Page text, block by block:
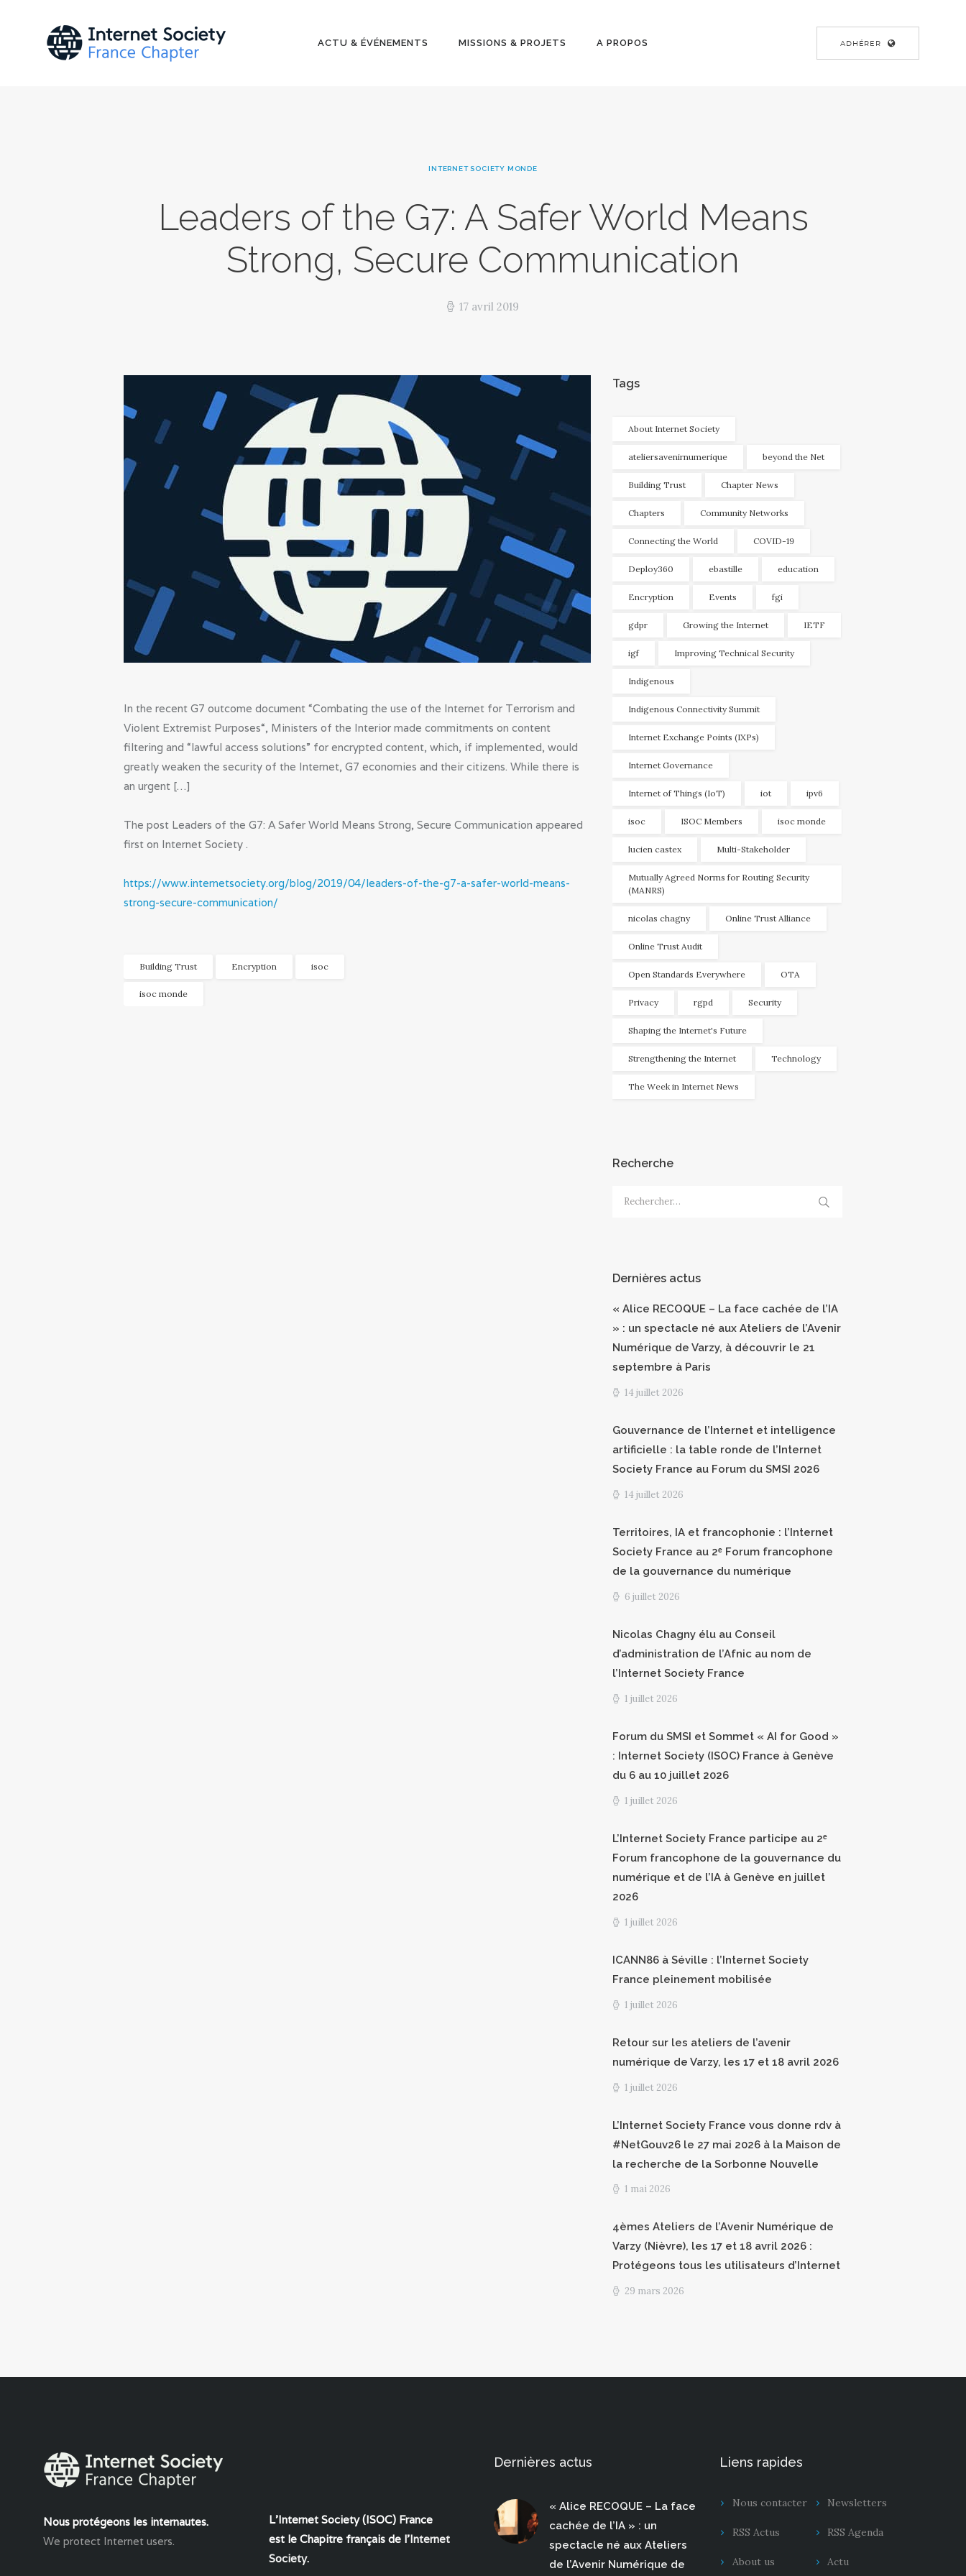
ACTU & ÉVÉNEMENTS MISSIONS & PROJETS A PROPOS ADHÉRER
INTERNET SOCIETY MONDE
Leaders of the G7: A Safer World Means
Strong, Secure Communication
17 avril 2019
ÉVÉNEMENT
In the recent G7 outcome document “Combating the use of the Internet for Terrorism and
Violent Extremist Purposes“, Ministers of the Interior made commitments on content
filtering and “lawful access solutions” for encrypted content, which, if implemented, would
greatly weaken the security of the Internet, G7 economies and their citizens. While there is
an urgent […]
The post Leaders of the G7: A Safer World Means Strong, Secure Communication appeared
first on Internet Society .
https://www.internetsociety.org/blog/2019/04/leaders-of-the-g7-a-safer-world-means-
strong-secure-communication/
Building Trust Encryption isoc
isoc monde
Tags
About Internet Society
ateliersavenirnumerique beyond the Net
Building Trust Chapter News
Chapters Community Networks
Connecting the World COVID-19
Deploy360 ebastille education
Encryption Events fgi
gdpr Growing the Internet IETF
igf Improving Technical Security
Indigenous
Indigenous Connectivity Summit
Internet Exchange Points (IXPs)
Internet Governance
Internet of Things (IoT) iot ipv6
isoc ISOC Members isoc monde
lucien castex Multi-Stakeholder
Mutually Agreed Norms for Routing Security
(MANRS)
nicolas chagny Online Trust Alliance
Online Trust Audit
Open Standards Everywhere OTA
Privacy rgpd Security
Shaping the Internet's Future
Strengthening the Internet Technology
The Week in Internet News
Recherche
Rechercher :
Dernières actus
« Alice RECOQUE – La face cachée de l’IA
» : un spectacle né aux Ateliers de l’Avenir
Numérique de Varzy, à découvrir le 21
septembre à Paris
14 juillet 2026
Gouvernance de l’Internet et intelligence
artificielle : la table ronde de l’Internet
Society France au Forum du SMSI 2026
14 juillet 2026
Territoires, IA et francophonie : l’Internet
Society France au 2ᵉ Forum francophone
de la gouvernance du numérique
6 juillet 2026
Nicolas Chagny élu au Conseil
d’administration de l’Afnic au nom de
l’Internet Society France
1 juillet 2026
Forum du SMSI et Sommet « AI for Good »
: Internet Society (ISOC) France à Genève
du 6 au 10 juillet 2026
1 juillet 2026
L’Internet Society France participe au 2ᵉ
Forum francophone de la gouvernance du
numérique et de l’IA à Genève en juillet
2026
1 juillet 2026
ICANN86 à Séville : l’Internet Society
France pleinement mobilisée
1 juillet 2026
Retour sur les ateliers de l’avenir
numérique de Varzy, les 17 et 18 avril 2026
1 juillet 2026
L’Internet Society France vous donne rdv à
#NetGouv26 le 27 mai 2026 à la Maison de
la recherche de la Sorbonne Nouvelle
1 mai 2026
4èmes Ateliers de l’Avenir Numérique de
Varzy (Nièvre), les 17 et 18 avril 2026 :
Protégeons tous les utilisateurs d’Internet
29 mars 2026
Nous protégeons les internautes.
We protect Internet users.
L'Internet Society (ISOC) France
est le Chapitre français de l'Internet
Society.
Dernières actus
« Alice RECOQUE – La face
cachée de l’IA » : un
spectacle né aux Ateliers
de l’Avenir Numérique de
Liens rapides
Nous contacter Newsletters
RSS Actus RSS Agenda
About us Actu